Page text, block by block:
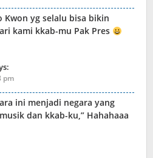
Kwon yg selalu bisa bikin
kami kkab-mu Pak Pres
pm
ini menjadi negara yang
dan kkab-ku,” Hahahaaa